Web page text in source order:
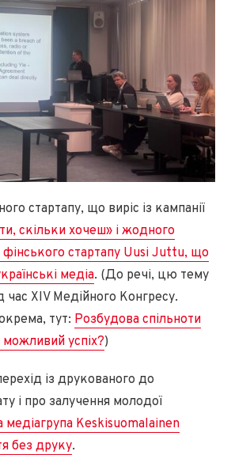
стартапу, що виріс із кампанії
скільки хочеш» і жодного
фінського стартапу Uusi Juttu, що
медіа. (До речі, цю тему
час XIV Медійного Конгресу.
тут: Розбудова спільноти
успіх?)
із друкованого до
і про залучення молодої
медіагрупа Keskisuomalainen
без друку.